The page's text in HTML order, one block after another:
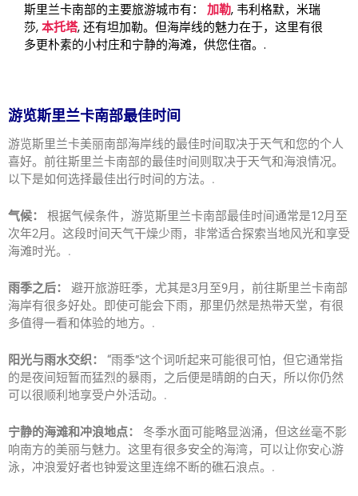
斯里兰卡南部的主要旅游城市有： 加勒, 韦利格默，米瑞
莎,本托塔, 还有坦加勒。但海岸线的魅力在于，这里有很
多更朴素的小村庄和宁静的海滩，供您住宿。.
游览斯里兰卡南部最佳时间
游览斯里兰卡美丽南部海岸线的最佳时间取决于天气和您的个人
喜好。前往斯里兰卡南部的最佳时间则取决于天气和海浪情况。
以下是如何选择最佳出行时间的方法。.
气候：
根据气候条件，游览斯里兰卡南部最佳时间通常是12月至
次年2月。这段时间天气干燥少雨，非常适合探索当地风光和享受
海滩时光。.
雨季之后：
避开旅游旺季，尤其是3月至9月，前往斯里兰卡南部
海岸有很多好处。即使可能会下雨，那里仍然是热带天堂，有很
多值得一看和体验的地方。.
阳光与雨水交织：
“雨季”这个词听起来可能很可怕，但它通常指
的是夜间短暂而猛烈的暴雨，之后便是晴朗的白天，所以你仍然
可以很顺利地享受户外活动。.
宁静的海滩和冲浪地点：
冬季水面可能略显汹涌，但这丝毫不影
响南方的美丽与魅力。这里有很多安全的海湾，可以让你安心游
泳，冲浪爱好者也钟爱这里连绵不断的礁石浪点。.